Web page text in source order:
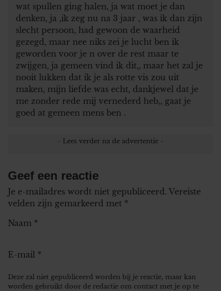
wat spullen ging halen, ja wat moet je dan
denken, ja ,ik zeg nu na 3 jaar , was ik dan zijn
slecht persoon, had gewoon de waarheid
gezegd, maar nee niks zei je lucht ben ik
geworden voor je n over de rest maar te
zwijgen, ja gemeen vind ik dit,, maar het zal je
nooit lukken dat ik je als rotte vis zou uit
maken, mijn liefde was echt, dankjewel dat je
me zonder rede mij vernederd heb,, gaat je
goed at gemeen mens ben .
Geef een reactie
Je e-mailadres wordt niet gepubliceerd. Vereiste
velden zijn gemarkeerd met *
Naam *
E-mail *
Deze zal niet gepubliceerd worden bij je reactie, maar kan
worden gebruikt door de redactie om contact met je op te